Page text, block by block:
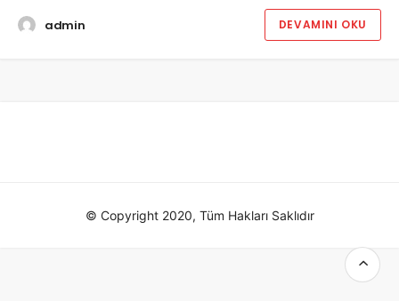
admin DEVAMINI OKU
© Copyright 2020, Tüm Hakları Saklıdır